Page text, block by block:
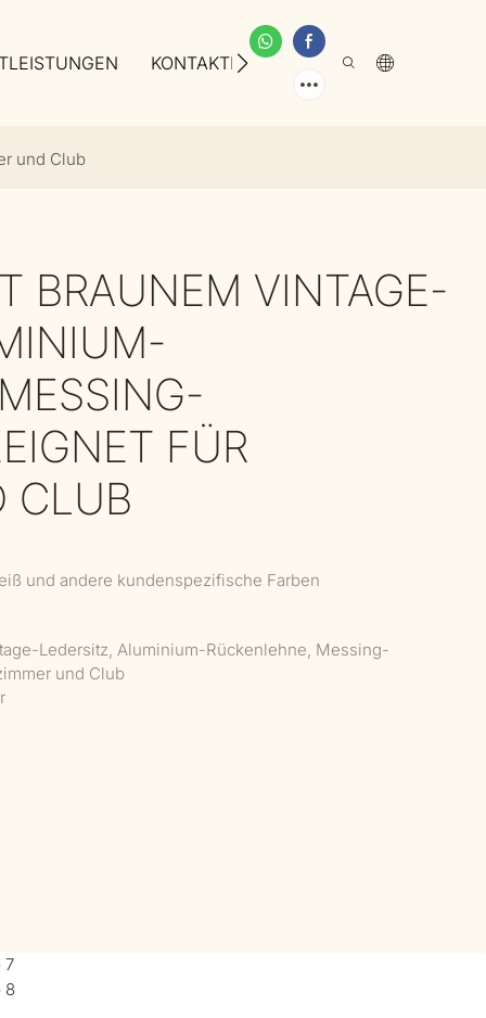
KONTAKTIEREN SIE UNS ÜBER UNS
und Club
BRAUNEM VINTAGE-
FÜR
CLUB
und andere kundenspezifische Farben
Ledersitz, Aluminium-Rückenlehne, Messing-
und Club